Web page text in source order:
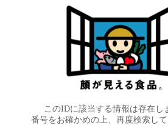
このIDに該当する情報は存在し
番号をお確かめの上、再度検索して